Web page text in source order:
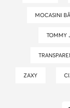
MOCASINI
TOMMY
ZAXY